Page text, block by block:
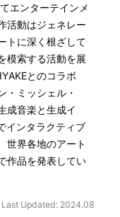
エンターテインメ
活動はジェネレー
トに深く根ざして
模索する活動を展
とのコラボ
・ミッシェル・
成音楽と生成イ
インタラクティブ
世界各地のアート
作品を発表してい
Last Updated: 2024.08